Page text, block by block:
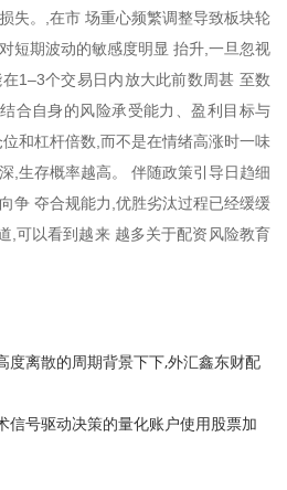
失。,在市 场重心频繁调整导致板块轮
短期波动的敏感度明显 抬升,一旦忽视
1–3个交易日内放大此前数周甚 至数
合自身的风险承受能力、盈利目标与
和杠杆倍数,而不是在情绪高涨时一味
,生存概率越高。 伴随政策引导日趋细
争 夺合规能力,优胜劣汰过程已经缓缓
,可以看到越来 越多关于配资风险教育
度离散的周期背景下下,外汇鑫东财配
信号驱动决策的量化账户使用股票加